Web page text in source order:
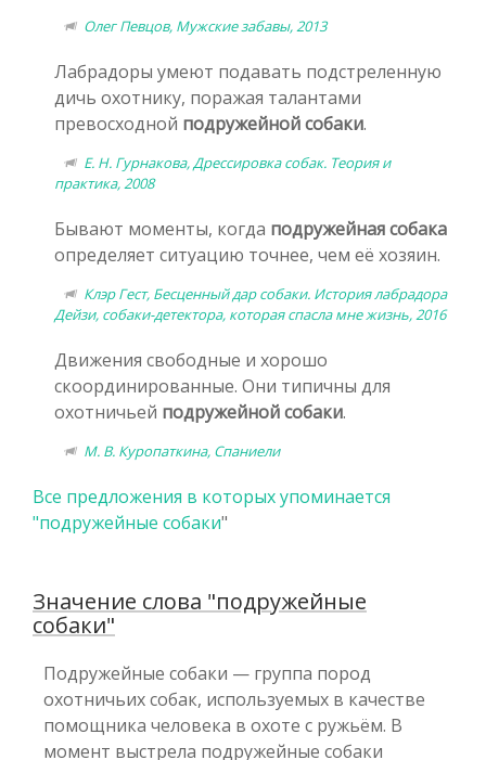
Олег Певцов, Мужские забавы, 2013
Лабрадоры умеют подавать подстреленную
дичь охотнику, поражая талантами
превосходной подружейной собаки.
Е. Н. Гурнакова, Дрессировка собак. Теория и
практика, 2008
Бывают моменты, когда подружейная собака
определяет ситуацию точнее, чем её хозяин.
Клэр Гест, Бесценный дар собаки. История лабрадора
Дейзи, собаки-детектора, которая спасла мне жизнь, 2016
Движения свободные и хорошо
скоординированные. Они типичны для
охотничьей подружейной собаки.
М. В. Куропаткина, Спаниели
Все предложения в которых упоминается
"подружейные собаки"
Значение слова "подружейные
собаки"
Подружейные собаки — группа пород
охотничьих собак, используемых в качестве
помощника человека в охоте с ружьём. В
момент выстрела подружейные собаки